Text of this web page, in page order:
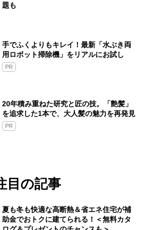
題も
手でふくよりもキレイ！最新「水ぶき両
用ロボット掃除機」をリアルにお試し
PR
20年積み重ねた研究と匠の技。「艶髪」
を追求した1本で、大人髪の魅力を再発見
PR
目の記事
夏も冬も快適な高断熱＆省エネ住宅が補
助金でおトクに建てられる！＜無料カタ